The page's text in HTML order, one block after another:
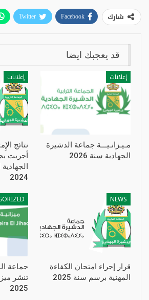
شارك Facebook
Twitter
قد يعجبك ايضا
إعلانات
مـيـزانـيـــة جماعة الدشيرة
الجهادية سنة 2026
إعلانات
نتائج
أجريت
2024
NEWS
قرار إجراء امتحان الكفاءة
المهنية برسم سنة 2025
جماعة
تنشر
2025